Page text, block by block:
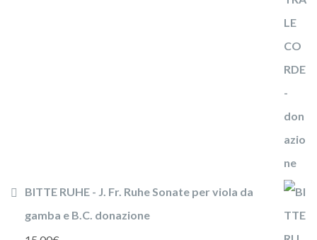
BITTE RUHE - J. Fr. Ruhe Sonate per viola da
gamba e B.C. donazione